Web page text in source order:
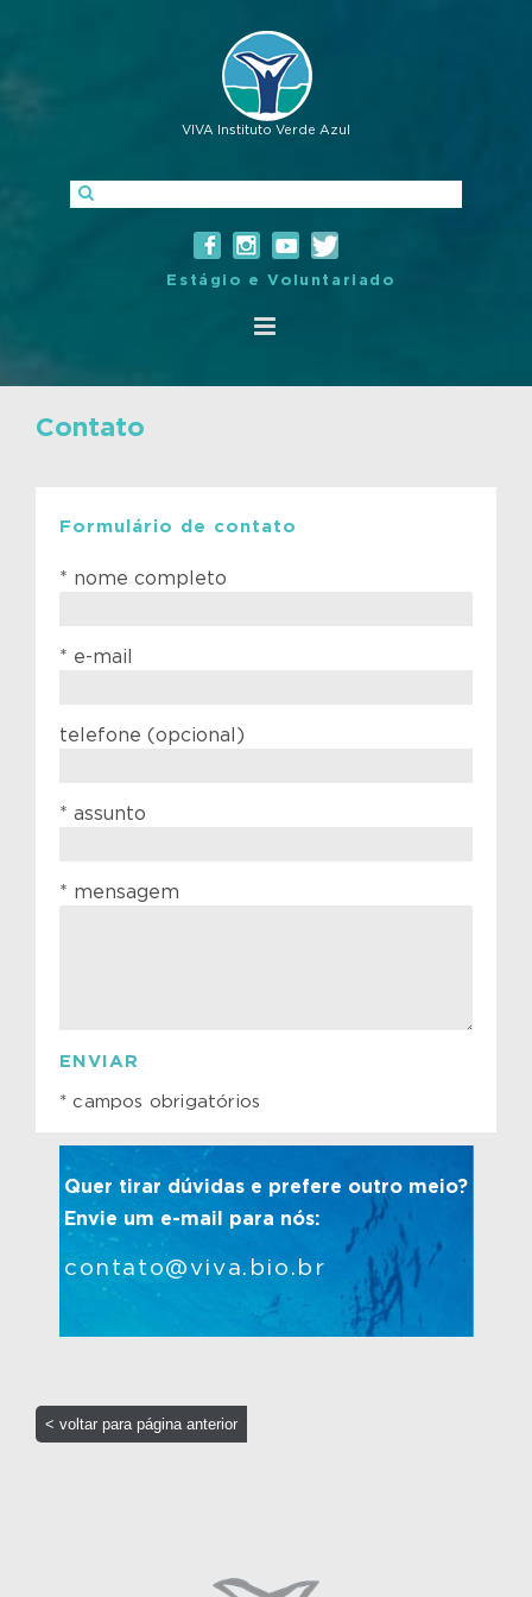
VIVA Instituto Verde Azul
Estágio e Voluntariado
Contato
Formulário de contato
* nome completo
* e-mail
telefone (opcional)
* assunto
* mensagem
* campos obrigatórios
Quer tirar dúvidas e prefere outro meio?
Envie um e-mail para nós:
contato@viva.bio.br
< voltar para página anterior